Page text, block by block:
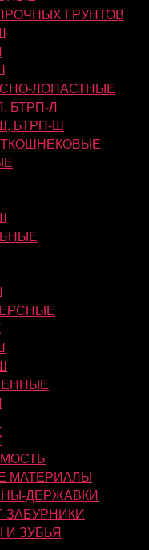
ГРУНТОВ
ЛОПАСТНЫЕ
БТРП-Л
БТРП-Ш
МАТЕРИАЛЫ
ДЕРЖАВКИ
ЗАБУРНИКИ
И ЗУБЬЯ